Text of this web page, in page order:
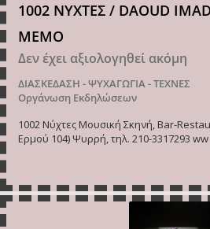
1002 ΝΥΧΤΕΣ / DAOUD
MEMO
Δεν έχει αξιολογηθεί ακόμη
ΔΙΑΣΚΕΔΑΣΗ - ΨΥΧΑΓΩΓΙΑ - ΤΕΧΝΕΣ
Οργάνωση Εκδηλώσεων
1002 Νύχτες Μουσική Σκηνή, Bar-
Ερμού 104) Ψυρρή, τηλ. 210-3317293 ww